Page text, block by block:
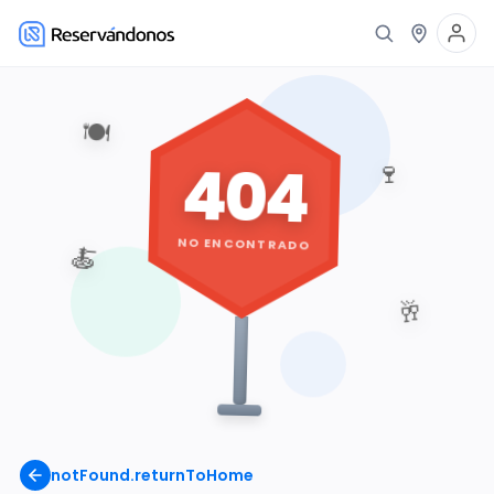
notFound.returnToHome
🍽️
🍷
🥂
🍝
404
NO ENCONTRADO